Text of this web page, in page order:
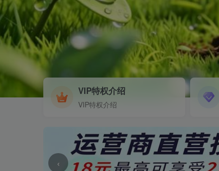
VIP特权介绍
VIP特权介绍
‹